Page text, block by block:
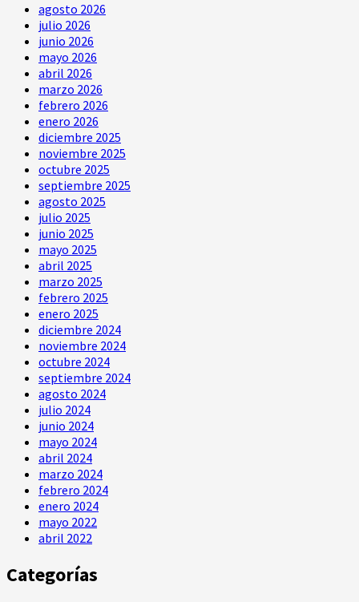
muertos
y
secuestrados
agosto 2026
julio 2026
junio 2026
mayo 2026
abril 2026
marzo 2026
febrero 2026
enero 2026
diciembre 2025
noviembre 2025
octubre 2025
septiembre 2025
agosto 2025
julio 2025
junio 2025
mayo 2025
abril 2025
marzo 2025
febrero 2025
enero 2025
diciembre 2024
noviembre 2024
octubre 2024
septiembre 2024
agosto 2024
julio 2024
junio 2024
mayo 2024
abril 2024
marzo 2024
febrero 2024
enero 2024
mayo 2022
abril 2022
Categorías